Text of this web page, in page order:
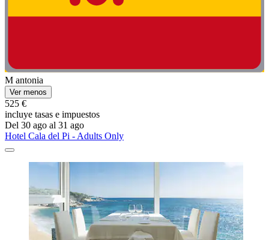
M antonia
Ver menos
525 €
incluye tasas e impuestos
Del 30 ago al 31 ago
Hotel Cala del Pi - Adults Only